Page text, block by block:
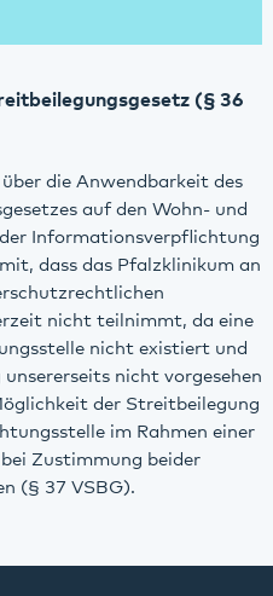
(§ 36
die Anwendbarkeit des
auf den Wohn- und
Informationsverpflichtung
dass das Pfalzklinikum an
nicht teilnimmt, da eine
nicht existiert und
nicht vorgesehen
der Streitbeilegung
im Rahmen einer
Zustimmung beider
(§ 37 VSBG).